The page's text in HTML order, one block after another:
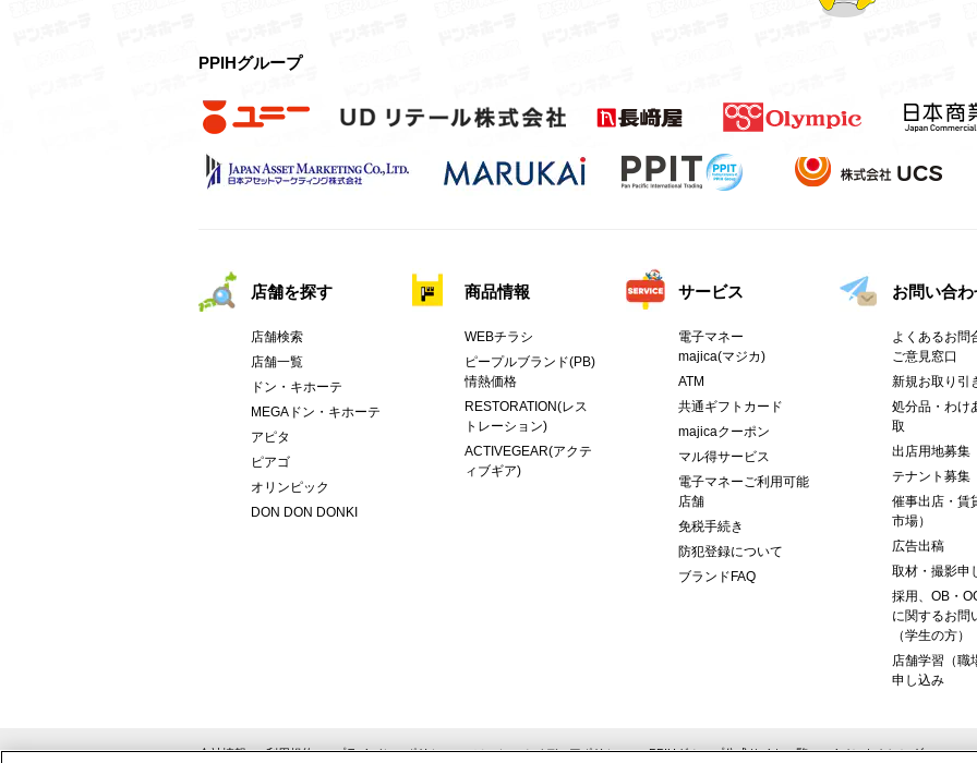
PPIHグループ
店舗を探す
店舗検索
店舗一覧
ドン・キホーテ
MEGAドン・キホーテ
アピタ
ピアゴ
オリンピック
DON DON DONKI
商品情報
WEBチラシ
ピープルブランド(PB)
情熱価格
RESTORATION(レス
トレーション)
ACTIVEGEAR(アクテ
ィブギア)
サービス
電子マネー
majica(マジカ)
ATM
共通ギフトカード
majicaクーポン
マル得サービス
電子マネーご利用可能
店舗
免税手続き
防犯登録について
ブランドFAQ
お問い合わ
よくあるお問
ご意見窓口
新規お取り引
処分品・わけ
取
出店用地募集
テナント募集
催事出店・賃
市場）
広告出稿
取材・撮影申
採用、OB・
に関するお問
（学生の方）
店舗学習（職
申し込み
会社情報 利用規約 プライバシーポリシー ソーシャルメディアポリシー PPIHグループ公式サイト一覧 イベントカレンダー